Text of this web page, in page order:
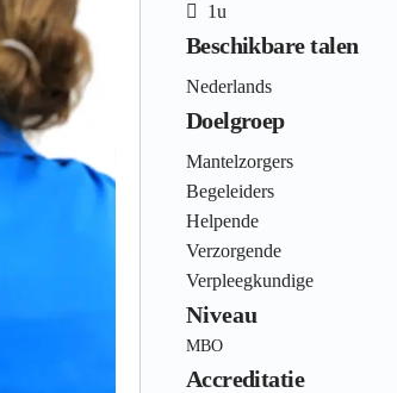
1u
Beschikbare talen
Nederlands
Doelgroep
Mantelzorgers
Begeleiders
Helpende
Verzorgende
Verpleegkundige
Niveau
MBO
Accreditatie